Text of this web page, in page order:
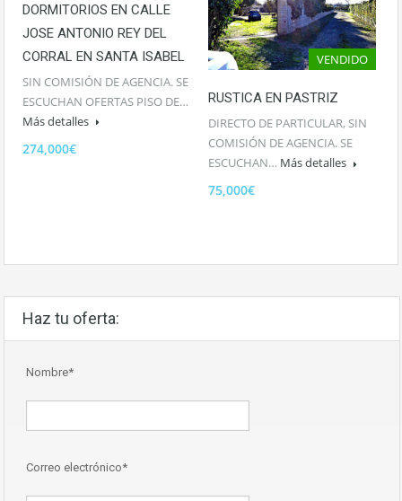
DORMITORIOS EN CALLE
JOSE ANTONIO REY DEL
CORRAL EN SANTA ISABEL
SIN COMISIÓN DE AGENCIA. SE
ESCUCHAN OFERTAS PISO DE…
Más detalles
274,000€
VENDIDO
RUSTICA EN PASTRIZ
DIRECTO DE PARTICULAR, SIN
COMISIÓN DE AGENCIA. SE
ESCUCHAN… Más detalles
75,000€
Haz tu oferta:
Nombre*
Correo electrónico*